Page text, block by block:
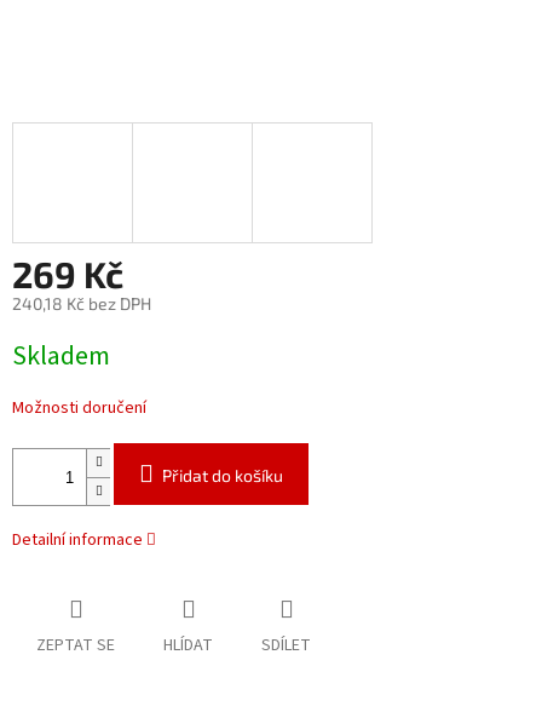
269 Kč
240,18 Kč bez DPH
cena:
Skladem
Možnosti doručení
Přidat do košíku
Detailní informace
ZEPTAT SE HLÍDAT SDÍLET